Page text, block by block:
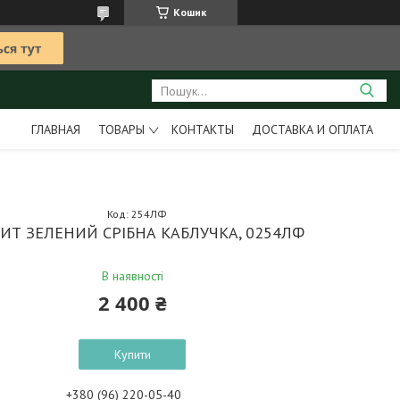
Кошик
ГЛАВНАЯ ТОВАРЫ КОНТАКТЫ ДОСТАВКА И ОПЛАТА
ЗЕЛЕНИЙ СРІБНА КАБЛУЧКА, 0254ЛФ
В наявності
Код: 254ЛФ
2 400 ₴
Купити
+380 (96) 220-05-40